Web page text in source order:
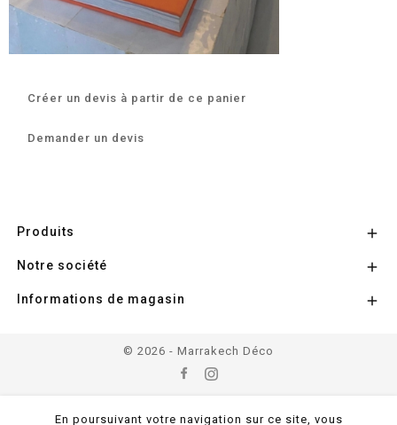
Créer un devis à partir de ce panier
Demander un devis
Produits 
Notre société 
Informations de magasin 
© 2026 - Marrakech Déco
En poursuivant votre navigation sur ce site, vous